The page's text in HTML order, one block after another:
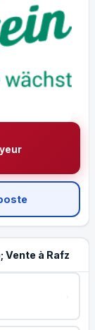
à Rafz